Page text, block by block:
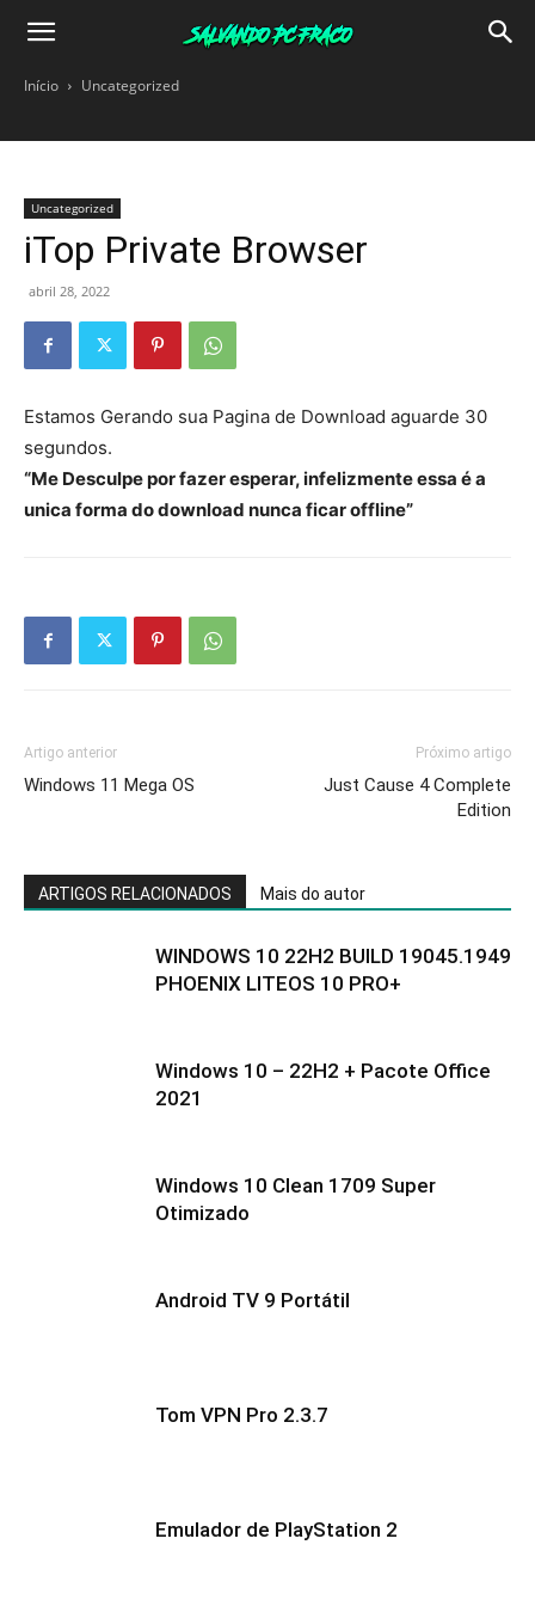
Salvando
PC
Fraco
Início Uncategorized
Uncategorized
iTop Private Browser
abril 28, 2022
Estamos Gerando sua Pagina de Download aguarde 30
segundos.
“Me Desculpe por fazer esperar, infelizmente essa é a
unica forma do download nunca ficar offline”
Artigo anterior
Windows 11 Mega OS
Próximo artigo
Just Cause 4 Complete
Edition
ARTIGOS RELACIONADOS Mais do autor
WINDOWS 10 22H2 BUILD 19045.1949
PHOENIX LITEOS 10 PRO+
Windows 10 – 22H2 + Pacote Office
2021
Windows 10 Clean 1709 Super
Otimizado
Android TV 9 Portátil
Tom VPN Pro 2.3.7
Emulador de PlayStation 2